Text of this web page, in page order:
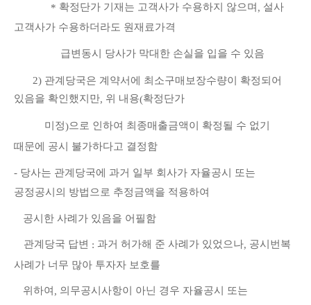
* 확정단가 기재는 고객사가 수용하지 않으며, 설사
고객사가 수용하더라도 원재료가격
급변동시 당사가 막대한 손실을 입을 수 있음
2) 관계당국은 계약서에 최소구매보장수량이 확정되어
있음을 확인했지만, 위 내용(확정단가
미정)으로 인하여 최종매출금액이 확정될 수 없기
때문에 공시 불가하다고 결정함
- 당사는 관계당국에 과거 일부 회사가 자율공시 또는
공정공시의 방법으로 추정금액을 적용하여
공시한 사례가 있음을 어필함
관계당국 답변 : 과거 허가해 준 사례가 있었으나, 공시번복
사례가 너무 많아 투자자 보호를
위하여 , 의무공시사항이 아닌 경우 자율공시 또는